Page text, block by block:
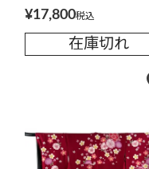
¥17,800税込
在庫切れ